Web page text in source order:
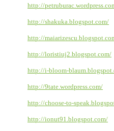
http://
http://shakuka.blogspot.com/
http://
http://loristiuj2.blogspot.com/
http://i-bloom-
http://9tate.wordpress.com/
http://choose-to-
http://ionut91.blogspot.com/